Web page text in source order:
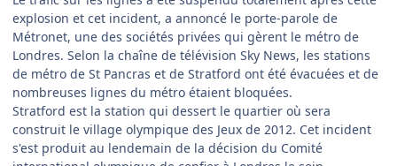
explosion et cet incident, a annoncé le porte-parole de
Métronet, une des sociétés privées qui gèrent le métro de
Londres. Selon la chaîne de télévision Sky News, les stations
de métro de St Pancras et de Stratford ont été évacuées et de
nombreuses lignes du métro étaient bloquées.
Stratford est la station qui dessert le quartier où sera
construit le village olympique des Jeux de 2012. Cet incident
s'est produit au lendemain de la décision du Comité